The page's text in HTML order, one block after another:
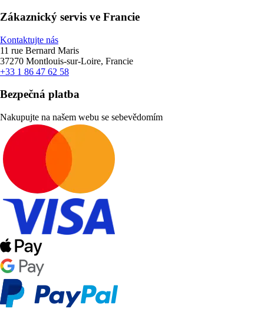
Zákaznický servis ve Francie
Kontaktujte nás
11 rue Bernard Maris
37270 Montlouis-sur-Loire, Francie
+33 1 86 47 62 58
Bezpečná platba
Nakupujte na našem webu se sebevědomím